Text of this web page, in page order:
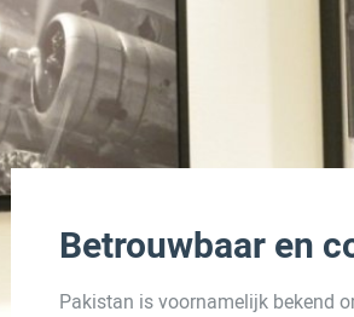
Betrouwbaar en
Pakistan is voornamelijk bekend